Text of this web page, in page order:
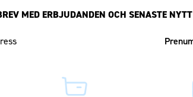
MED ERBJUDANDEN OCH SENASTE NYTT